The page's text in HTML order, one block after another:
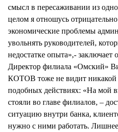
смысл в пересаживании из
целом я отношусь
экономические проблемы
увольнять руководителей,
недостатке опыта»,- заключает
Директор филиала «Омский»
КОТОВ тоже не видит никакой
подобных действиях: «На мой
стояли во главе филиалов, –
ситуацию внутри банка,
нужно с ними работать.